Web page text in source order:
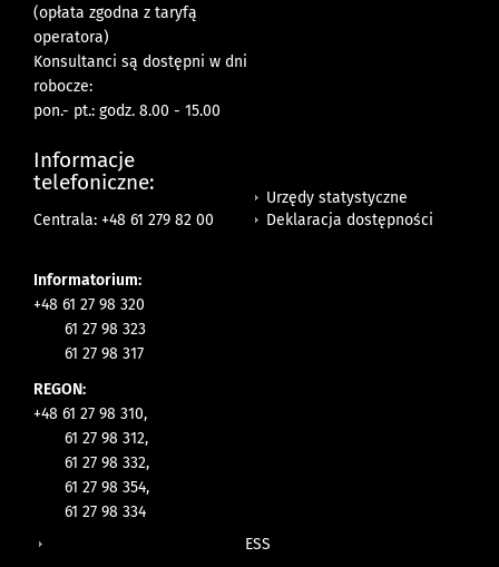
(opłata zgodna z taryfą
operatora)
Konsultanci są dostępni w dni
robocze:
pon.- pt.: godz. 8.00 - 15.00
Informacje
telefoniczne:
Centrala: +48 61 279 82 00
Informatorium:
+48 61 27 98 320
61 27 98 323
61 27 98 317
REGON:
+48 61 27 98 310,
61 27 98 312,
61 27 98 332,
61 27 98 354,
61 27 98 334
Urzędy statystyczne
Deklaracja dostępności
ESS